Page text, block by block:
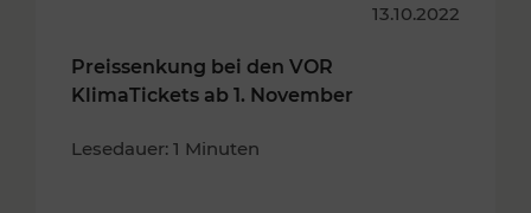
13.10.2022
Preissenkung bei den VOR
KlimaTickets ab 1. November
Lesedauer: 1 Minuten